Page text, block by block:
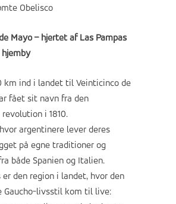
Obelisco
Mayo – hjertet af Las Pampas
hjemby
km ind i landet til Veinticinco de
fået sit navn fra den
i 1810.
argentinere lever deres
på egne traditioner og
både Spanien og Italien.
er den region i landet, hvor den
Gaucho-livsstil kom til live: